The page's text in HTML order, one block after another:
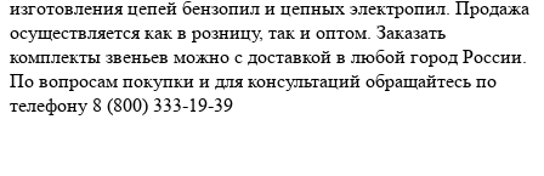
изготовления цепей бензопил и цепных электропил. Продажа
осуществляется как в розницу, так и оптом. Заказать
комплекты звеньев можно с доставкой в любой город России.
По вопросам покупки и для консультаций обращайтесь по
телефону 8 (800) 333-19-39